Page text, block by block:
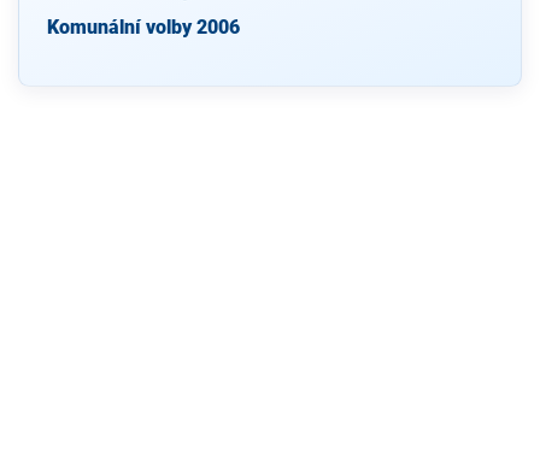
Komunální volby 2006